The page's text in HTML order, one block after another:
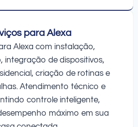
para Alexa
Alexa com instalação,
integração de dispositivos,
criação de rotinas e
Atendimento técnico e
controle inteligente,
máximo em sua